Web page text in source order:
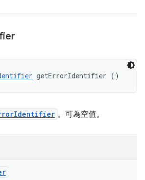
getErrorIdentifier ()
。可為空值。